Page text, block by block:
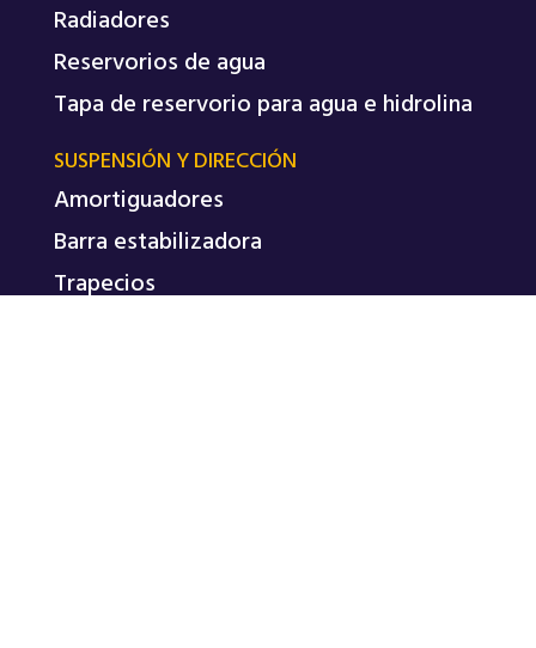
Radiadores
Reservorios de agua
Tapa de reservorio para agua e hidrolina
SUSPENSIÓN Y DIRECCIÓN
Amortiguadores
Barra estabilizadora
Trapecios